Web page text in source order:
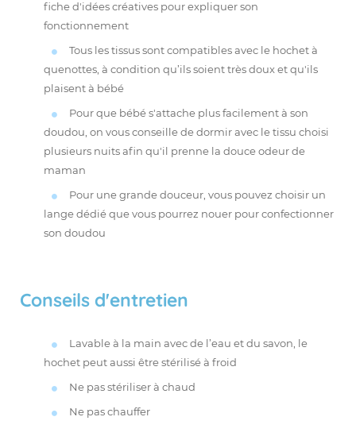
fiche d'idées créatives pour expliquer son
fonctionnement
Tous les tissus sont compatibles avec le hochet à
quenottes, à condition qu’ils soient très doux et qu'ils
plaisent à bébé
Pour que bébé s'attache plus facilement à son
doudou, on vous conseille de dormir avec le tissu choisi
plusieurs nuits afin qu'il prenne la douce odeur de
maman
Pour une grande douceur, vous pouvez choisir un
langedédié que vous pourrez nouer pour confectionner
son doudou
Conseils d'entretien
Lavable à la main avec de l’eau et du savon, le
hochet peut aussi être stérilisé à froid
Ne pas stériliser à chaud
Ne pas chauffer